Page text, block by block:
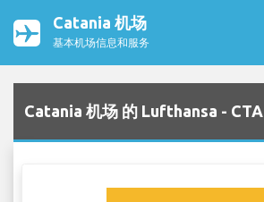
Catania 机场
基本机场信息和服务
Catania 机场 的 Lufthansa - CTA